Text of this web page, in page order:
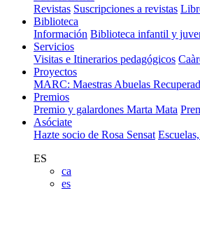
Revistas Suscripciones a revistas
Biblioteca
Información Biblioteca infantil y
Servicios
Visitas e Itinerarios pedagógicos
Proyectos
MARC: Maestras Abuelas
Premios
Premio y galardones Marta Mata
Asóciate
Hazte socio de Rosa Sensat
ES
ca
es